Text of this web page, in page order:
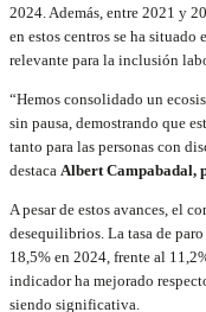
2024. Además, entre 2021 y
en estos centros se ha
relevante para la inclusión
“Hemos consolidado un
sin pausa, demostrando que
tanto para las personas con
destaca Albert Campabadal,
A pesar de estos avances, el
desequilibrios. La tasa de
18,5% en 2024, frente al
indicador ha mejorado
siendo significativa.